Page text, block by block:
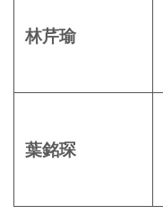
林芹瑜
葉銘琛